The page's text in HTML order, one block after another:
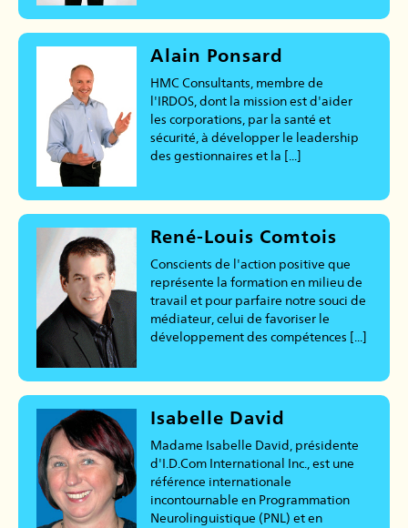
Alain Ponsard
HMC Consultants, membre de
l'IRDOS, dont la mission est d'aider
les corporations, par la santé et
sécurité, à développer le leadership
des gestionnaires et la [...]
René-Louis Comtois
Conscients de l'action positive que
représente la formation en milieu de
travail et pour parfaire notre souci de
médiateur, celui de favoriser le
développement des compétences [...]
Isabelle David
Madame Isabelle David, présidente
d'I.D.Com International Inc., est une
référence internationale
incontournable en Programmation
Neurolinguistique (PNL) et en